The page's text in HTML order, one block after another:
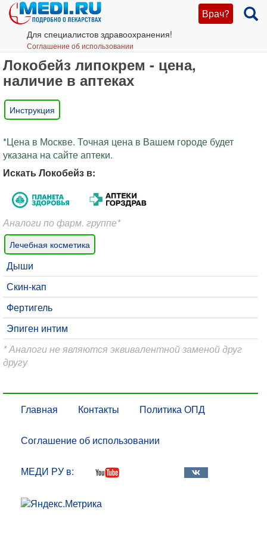
Врач?
Для специалистов здравоохранения!
Соглашение об использовании
Локобейз липокрем - цена,
наличие в аптеках
Инструкция
*Цена в Москве. Точная цена в Вашем городе будет
указана на сайте аптеки.
Искать Локобейз в:
Аналоги по фарм. группе*
Лечебная косметика
Дыши
Скин-кап
Фертигель
Эпиген интим
* Аналоги не являются эквивалентной заменой друг
другу
Главная Контакты Политика ОПД
Соглашение об использовании
МЕДИ РУ в: